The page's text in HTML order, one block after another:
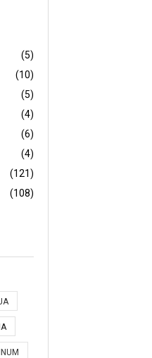
(5)
(10)
(5)
(4)
(6)
(4)
(121)
(108)